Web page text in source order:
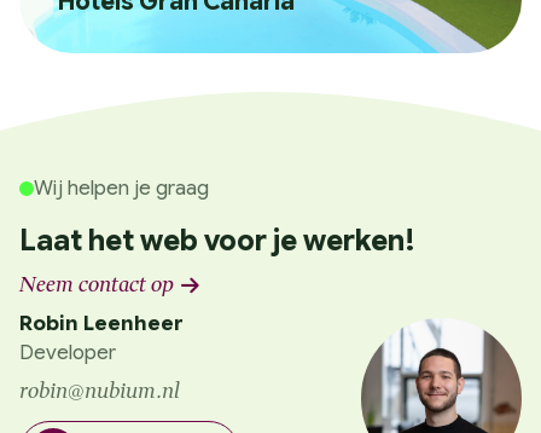
Wij helpen je graag
Laat het web voor je werken!
Neem contact op
Robin Leenheer
Developer
robin@nubium.nl